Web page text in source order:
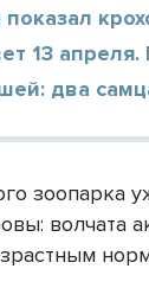
13
два
зоопарка
волчата